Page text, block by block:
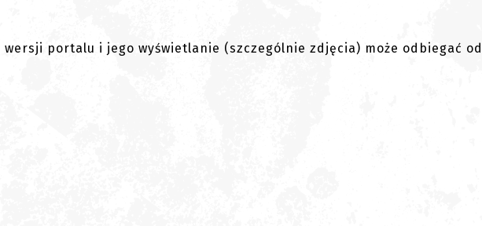
portalu i jego wyświetlanie (szczególnie zdjęcia) może odbiegać od